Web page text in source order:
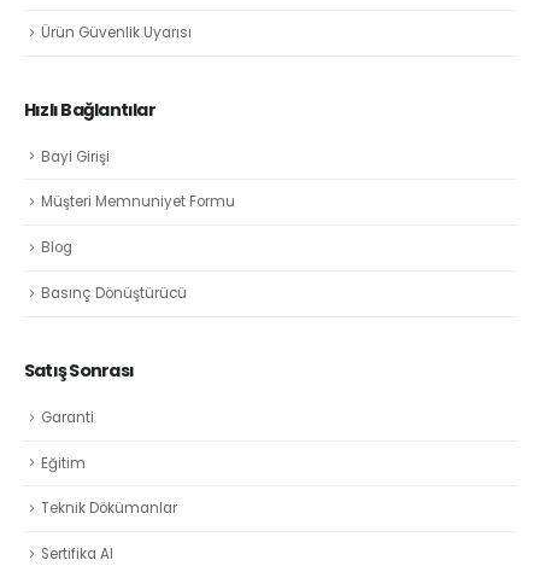
Ürün Güvenlik Uyarısı
Hızlı Bağlantılar
Bayi Girişi
Müşteri Memnuniyet Formu
Blog
Basınç Dönüştürücü
Satış Sonrası
Garanti
Eğitim
Teknik Dökümanlar
Sertifika Al